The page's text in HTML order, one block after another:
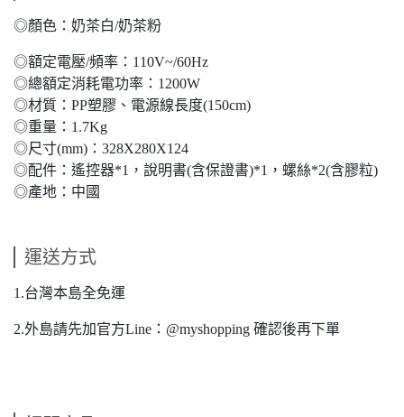
◎顏色：奶茶白/奶茶粉
◎額定電壓/頻率：110V~/60Hz
◎總額定消耗電功率：1200W
◎材質：PP塑膠、電源線長度(150cm)
◎重量：1.7Kg
◎尺寸(mm)：328X280X124
◎配件：遙控器*1，說明書(含保證書)*1，螺絲*2(含膠粒)
◎產地：中國
運送方式
1.台灣本島全免運
2.外島請先加官方Line：@myshopping 確認後再下單